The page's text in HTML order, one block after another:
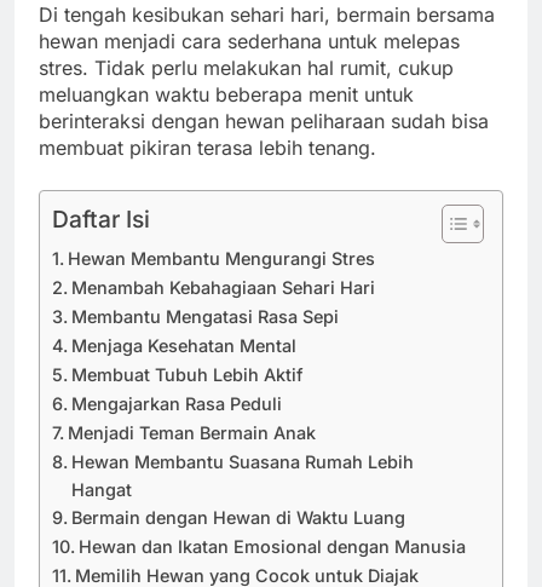
Di tengah kesibukan sehari hari, bermain bersama
hewan menjadi cara sederhana untuk melepas
stres. Tidak perlu melakukan hal rumit, cukup
meluangkan waktu beberapa menit untuk
berinteraksi dengan hewan peliharaan sudah bisa
membuat pikiran terasa lebih tenang.
Daftar Isi
Hewan Membantu Mengurangi Stres
Menambah Kebahagiaan Sehari Hari
Membantu Mengatasi Rasa Sepi
Menjaga Kesehatan Mental
Membuat Tubuh Lebih Aktif
Mengajarkan Rasa Peduli
Menjadi Teman Bermain Anak
Hewan Membantu Suasana Rumah Lebih
Hangat
Bermain dengan Hewan di Waktu Luang
Hewan dan Ikatan Emosional dengan Manusia
Memilih Hewan yang Cocok untuk Diajak